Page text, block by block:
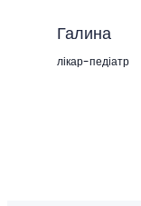
Галина
лікар-педіатр